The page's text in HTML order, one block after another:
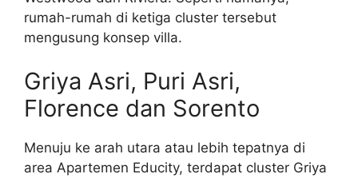
rumah-rumah di ketiga cluster tersebut
mengusung konsep villa.
Griya Asri, Puri Asri,
Florence dan Sorento
Menuju ke arah utara atau lebih tepatnya di
area Apartemen Educity, terdapat cluster Griya